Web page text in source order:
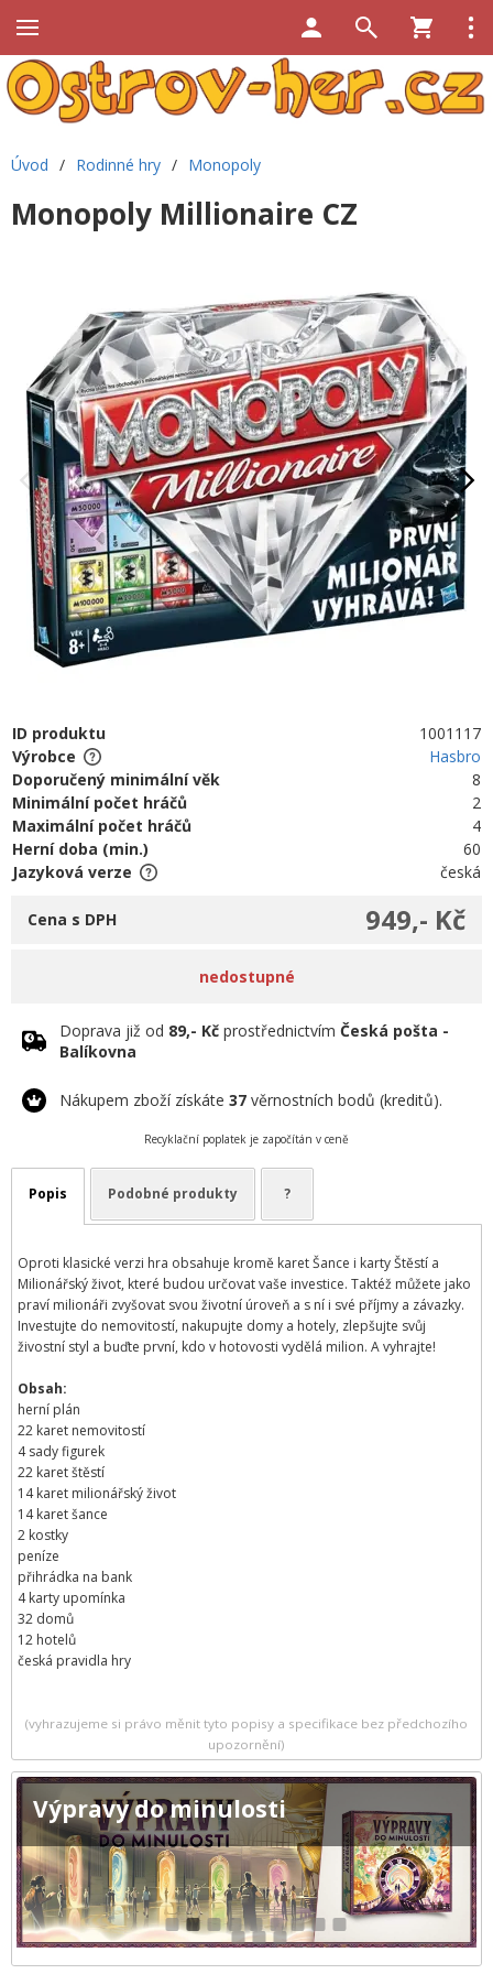
Úvod / Rodinné hry / Monopoly
Monopoly Millionaire CZ
ID produktu
1001117
Výrobce
Hasbro
Doporučený minimální věk
8
Minimální počet hráčů
2
Maximální počet hráčů
4
Herní doba (min.)
60
Jazyková verze
česká
949,- Kč
Cena s DPH
nedostupné
Doprava již od 89,- Kč prostřednictvím Česká pošta -
Balíkovna
Nákupem zboží získáte 37 věrnostních bodů (kreditů).
Recyklační poplatek je započítán v ceně
Popis Podobné produkty ?
Oproti klasické verzi hra obsahuje kromě karet Šance i karty Štěstí a
Milionářský život, které budou určovat vaše investice. Taktéž můžete jako
praví milionáři zvyšovat svou životní úroveň a s ní i své příjmy a závazky.
Investujte do nemovitostí, nakupujte domy a hotely, zlepšujte svůj
živostní styl a buďte první, kdo v hotovosti vydělá milion. A vyhrajte!
Obsah:
herní plán
22 karet nemovitostí
4 sady figurek
22 karet štěstí
14 karet milionářský život
14 karet šance
2 kostky
peníze
přihrádka na bank
4 karty upomínka
32 domů
12 hotelů
česká pravidla hry
(vyhrazujeme si právo měnit tyto popisy a specifikace bez předchozího
upozornění)
Výpravy do minulosti